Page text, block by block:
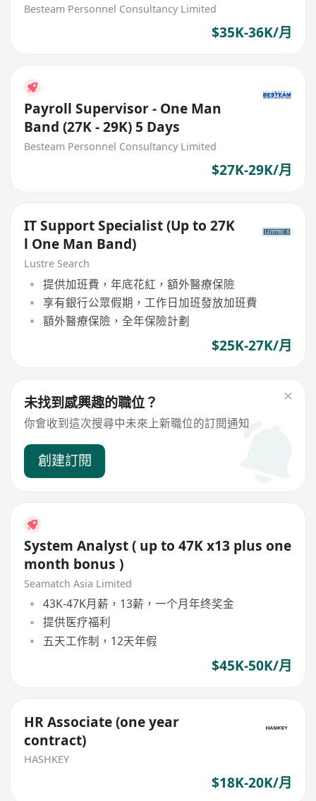
Besteam Personnel Consultancy Limited
$35K-36K/月
Payroll Supervisor - One Man
Band (27K - 29K) 5 Days
Besteam Personnel Consultancy Limited
$27K-29K/月
IT Support Specialist (Up to 27K
l One Man Band)
Lustre Search
提供加班費，年底花紅，額外醫療保險
享有銀行公眾假期，工作日加班發放加班費
額外醫療保險，全年保險計劃
$25K-27K/月
未找到感興趣的職位？
你會收到這次搜尋中未來上新職位的訂閱通知
創建訂閱
System Analyst ( up to 47K x13 plus one
month bonus )
Seamatch Asia Limited
43K-47K月薪，13薪，一个月年终奖金
提供医疗福利
五天工作制，12天年假
$45K-50K/月
HR Associate (one year
contract)
HASHKEY
$18K-20K/月